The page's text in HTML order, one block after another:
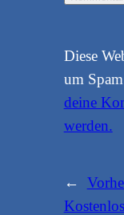
Diese
um
deine
werden.
←